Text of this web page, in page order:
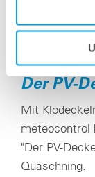
Montag, 3.
Der PV-
Mit
meteocontrol
"Der PV-
Quaschning.